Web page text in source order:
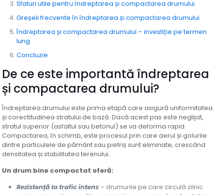
Sfaturi utile pentru îndreptarea și compactarea drumului
Greșeli frecvente în îndreptarea și compactarea drumului
Îndreptarea și compactarea drumului – investiție pe termen
lung
Concluzie
De ce este importantă îndreptarea
și compactarea drumului?
Îndreptarea drumului este prima etapă care asigură uniformitatea
și corectitudinea stratului de bază. Dacă acest pas este neglijat,
stratul superior (asfaltul sau betonul) se va deforma rapid.
Compactarea, în schimb, este procesul prin care aerul și golurile
dintre particulele de pământ sau pietriș sunt eliminate, crescând
densitatea și stabilitatea terenului.
Un drum bine compactat oferă:
Rezistență la trafic intens – drumurile pe care circulă zilnic